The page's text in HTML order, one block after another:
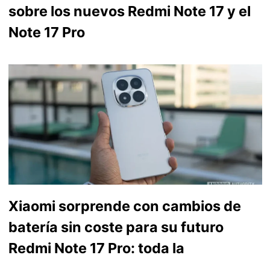
sobre los nuevos Redmi Note 17 y el
Note 17 Pro
Xiaomi sorprende con cambios de
batería sin coste para su futuro
Redmi Note 17 Pro: toda la